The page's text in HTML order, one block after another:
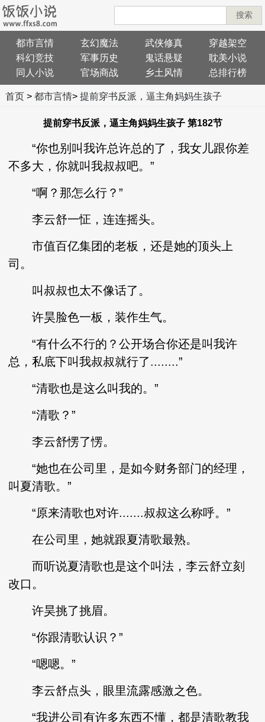
搜索
都市言情 玄幻魔法 武侠修真
穿越架空
科幻竞技
军事历史 鬼话悬疑
耽美小说
同人小说
官场商战 乡土风情 总排行榜
首页> 都市言情> 提前穿书反派，逼主角妈妈生孩子
提前穿书反派，逼主角妈妈生孩子 第182节
“你也别叫我许总许总的了，我女儿跟你差
不多大，你就叫我叔叔吧。”
“啊？那怎么行？”
李云舒一怔，连连摇头。
市值百亿集团的老板，还是她的顶头上
司。
叫叔叔也太不像话了。
许昊脸色一板，装作生气。
“有什么不行的？公开场合你还是叫我许
总，私底下叫我叔叔就行了........”
“清歌也是这么叫我的。”
“清歌？”
李云舒愣了愣。
“她也在公司里，是如今财务部门的经理，
叫夏清歌。”
“原来清歌也对许.......叔叔这么称呼。”
在公司里，她就跟夏清歌最熟。
而听说夏清歌也是这个叫法，李云舒立刻
改口。
许昊挑了挑眉。
“你跟清歌认识？”
“嗯嗯。”
李云舒点头，眼里流露感激之色。
“我进公司有许多东西不懂，都是清歌教我